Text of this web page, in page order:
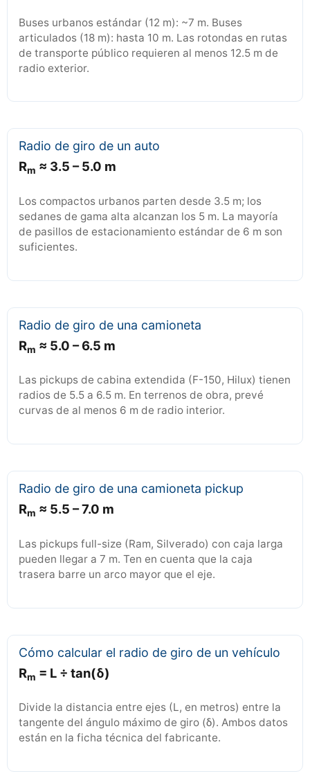
Buses urbanos estándar (12 m): ~7 m. Buses
articulados (18 m): hasta 10 m. Las rotondas en rutas
de transporte público requieren al menos 12.5 m de
radio exterior.
Radio de giro de un auto
Rm ≈ 3.5 – 5.0 m
Los compactos urbanos parten desde 3.5 m; los
sedanes de gama alta alcanzan los 5 m. La mayoría
de pasillos de estacionamiento estándar de 6 m son
suficientes.
Radio de giro de una camioneta
Rm ≈ 5.0 – 6.5 m
Las pickups de cabina extendida (F-150, Hilux) tienen
radios de 5.5 a 6.5 m. En terrenos de obra, prevé
curvas de al menos 6 m de radio interior.
Radio de giro de una camioneta pickup
Rm ≈ 5.5 – 7.0 m
Las pickups full-size (Ram, Silverado) con caja larga
pueden llegar a 7 m. Ten en cuenta que la caja
trasera barre un arco mayor que el eje.
Cómo calcular el radio de giro de un vehículo
Rm = L ÷ tan(δ)
Divide la distancia entre ejes (L, en metros) entre la
tangente del ángulo máximo de giro (δ). Ambos datos
están en la ficha técnica del fabricante.